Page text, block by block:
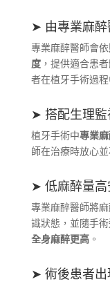
➤ 由專業麻
專業麻醉醫師會依
度，提供適合患
者在植牙手術過
➤ 搭配生理
植牙手術中專業
師在治療時放心
➤ 低麻醉量高
專業麻醉醫師將
識狀態，並隨手
全身麻醉更高。
➤ 術後患者